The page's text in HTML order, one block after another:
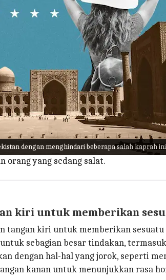
dengan menghindari beberapa salah kaprah ini
perjalanan ke Uzbekistan, perlu
bagi kita, kita harus
orang yang sedang
penting dari kehidupan sehari-
ke arah kiblat (arah Ka'bah di
seseorang berkomunikasi langsung
orang yang sedang salat.
kiri untuk memberikan
tangan kiri untuk memberikan sesuatu
sebagian besar tindakan,
dengan hal-hal yang jorok, seperti
kanan untuk menunjukkan rasa